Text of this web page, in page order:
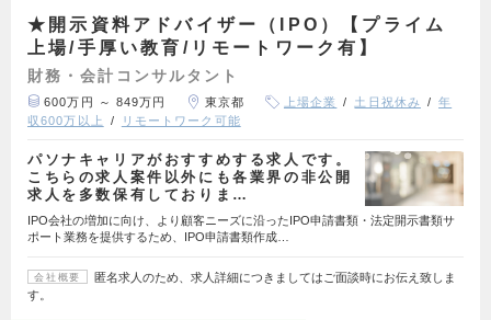
★開示資料アドバイザー（IPO）【プライム
上場/手厚い教育/リモートワーク有】
財務・会計コンサルタント
600万円 ～ 849万円 東京都 上場企業 土日祝休み
年
収600万以上
リモートワーク可能
パソナキャリアがおすすめする求人です。
こちらの求人案件以外にも各業界の非公開
求人を多数保有しておりま…
IPO会社の増加に向け、より顧客ニーズに沿ったIPO申請書類・法定開示書類サ
ポート業務を提供するため、IPO申請書類作成…
会社概要
匿名求人のため、求人詳細につきましてはご面談時にお伝え致しま
す。